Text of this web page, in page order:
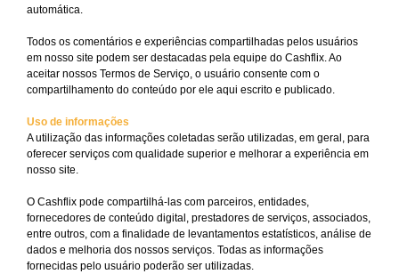
automática.
Todos os comentários e experiências compartilhadas pelos usuários
em nosso site podem ser destacadas pela equipe do Cashflix. Ao
aceitar nossos Termos de Serviço, o usuário consente com o
compartilhamento do conteúdo por ele aqui escrito e publicado.
Uso de informações
A utilização das informações coletadas serão utilizadas, em geral, para
oferecer serviços com qualidade superior e melhorar a experiência em
nosso site.
O Cashflix pode compartilhá-las com parceiros, entidades,
fornecedores de conteúdo digital, prestadores de serviços, associados,
entre outros, com a finalidade de levantamentos estatísticos, análise de
dados e melhoria dos nossos serviços. Todas as informações
fornecidas pelo usuário poderão ser utilizadas.